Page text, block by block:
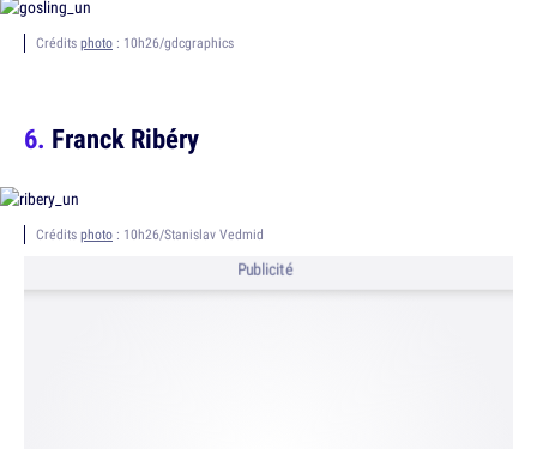
Crédits photo : 10h26/gdcgraphics
Franck Ribéry
Crédits photo : 10h26/Stanislav Vedmid
Publicité